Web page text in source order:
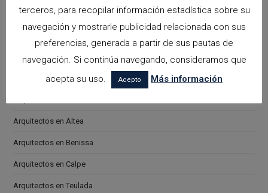
arquitectora espacios biofilicos
Arquitectos en Altea
Arquitectos en Benissa
Arquitectos en Calpe
Arquitectos en Teulada
terceros, para recopilar información estadística sobre su
navegación y mostrarle publicidad relacionada con sus
preferencias, generada a partir de sus pautas de
navegación. Si continúa navegando, consideramos que
acepta su uso.
Acepto Más información